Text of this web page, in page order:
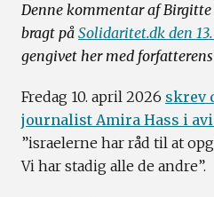
Denne kommentar af
bragt på Solidaritet.dk den
gengivet her med
Fredag 10. april 2026 skrev
journalist Amira Hass i
”israelerne har råd til at
Vi har stadig alle de andre”.